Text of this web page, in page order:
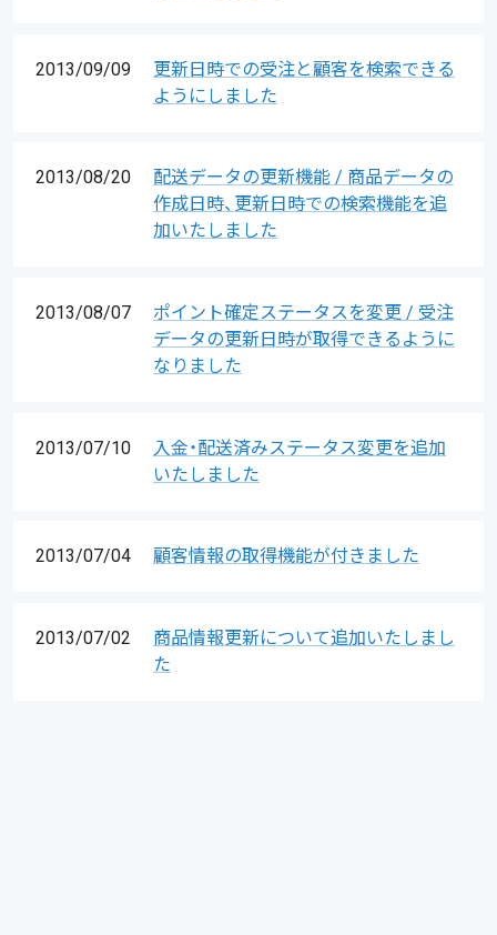
2013/09/09
更新日時での受注と顧客を検索できる
ようにしました
2013/08/20
配送データの更新機能 / 商品データの
作成日時、更新日時での検索機能を追
加いたしました
2013/08/07
ポイント確定ステータスを変更 / 受注
データの更新日時が取得できるように
なりました
2013/07/10
入金・配送済みステータス変更を追加
いたしました
2013/07/04 顧客情報の取得機能が付きました
2013/07/02
商品情報更新について追加いたしまし
た